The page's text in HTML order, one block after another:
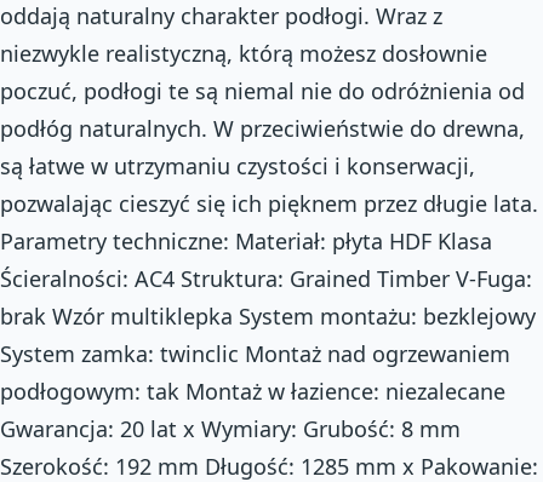
oddają naturalny charakter podłogi. Wraz z
niezwykle realistyczną, którą możesz dosłownie
poczuć, podłogi te są niemal nie do odróżnienia od
podłóg naturalnych. W przeciwieństwie do drewna,
są łatwe w utrzymaniu czystości i konserwacji,
pozwalając cieszyć się ich pięknem przez długie lata.
Parametry techniczne: Materiał: płyta HDF Klasa
Ścieralności: AC4 Struktura: Grained Timber V-Fuga:
brak Wzór multiklepka System montażu: bezklejowy
System zamka: twinclic Montaż nad ogrzewaniem
podłogowym: tak Montaż w łazience: niezalecane
Gwarancja: 20 lat x Wymiary: Grubość: 8 mm
Szerokość: 192 mm Długość: 1285 mm x Pakowanie: